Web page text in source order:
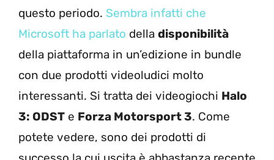
questo periodo. Sembra infatti che
Microsoft ha parlato della disponibilità
della piattaforma in un’edizione in bundle
con due prodotti videoludici molto
interessanti. Si tratta dei videogiochi Halo
3: ODST e Forza Motorsport 3. Come
potete vedere, sono dei prodotti di